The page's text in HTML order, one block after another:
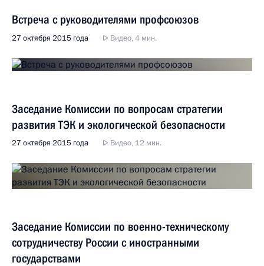
Встреча с руководителями профсоюзов
27 октября 2015 года Видео, 4 мин.
Заседание Комиссии по вопросам стратегии
развития ТЭК и экологической безопасности
27 октября 2015 года Видео, 12 мин.
Заседание Комиссии по военно-техническому
сотрудничеству России с иностранными
государствами